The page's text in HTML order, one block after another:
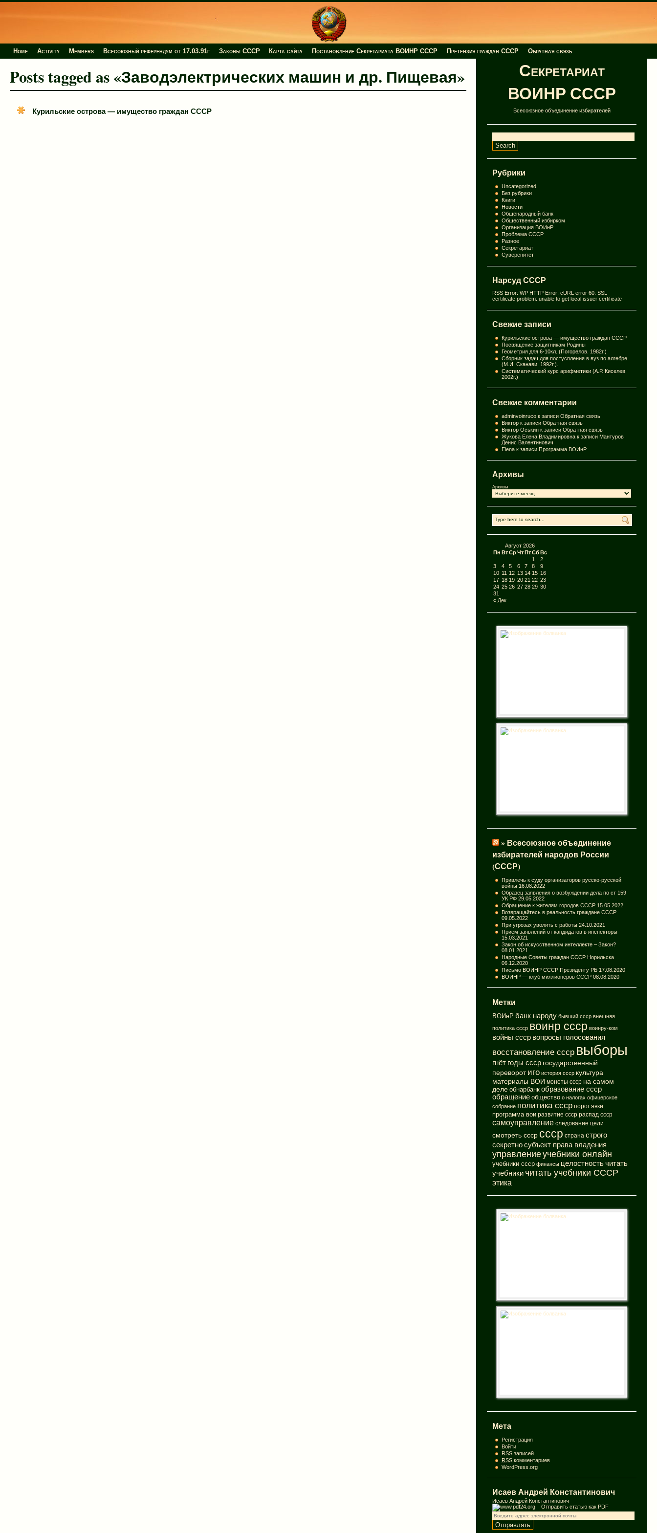
Home Activity Members Всесоюзный референдум от 17.03.91г Законы СССР Карта сайта Постановление Секретариата ВОИНР СССР Претензия граждан СССР Обратная связь
Секретариат
ВОИНР СССР
Всесоюзное объединение избирателей
Рубрики
Uncategorized
Без рубрики
Книги
Новости
Общенародный банк
Общественный избирком
Организация ВОИнР
Проблема СССР
Разное
Секретариат
Суверенитет
Нарсуд СССР
RSS Error: WP HTTP Error: cURL error 60: SSL
certificate problem: unable to get local issuer certificate
Свежие записи
Курильские острова — имущество граждан СССР
Посвящение защитникам Родины
Геометрия для 6-10кл. (Погорелов. 1982г.)
Сборник задач для постуспления в вуз по алгебре.
(М.И. Сканави. 1992г.).
Систематический курс арифметики (А.Р. Киселев.
2002г.)
Свежие комментарии
adminvoinruco к записиОбратная связь
Виктор к записиОбратная связь
Виктор Оськин к записиОбратная связь
Жукова Елена Владимировна к записиМантуров
Денис Валентинович
Elena к записиПрограмма ВОИнР
Архивы
Архивы
Август 2026
Пн ВтСрЧтПтСбВс
« Дек
1
2
3
4 5 6 7 8
9
10 11 12 13 14 15 16
17 18 19 20 21 22 23
24 25 26 27 28 29 30
31
» Всесоюзное объединение
избирателей народов России
(СССР)
Привлечь к суду организаторов русско-русской
войны 16.08.2022
Образец заявления о возбуждении дела по ст 159
УК РФ 29.05.2022
Обращение к жителям городов СССР 15.05.2022
Возвращайтесь в реальность граждане СССР
09.05.2022
При угрозах уволить с работы 24.10.2021
Приём заявлений от кандидатов в инспекторы
15.03.2021
Закон об искусственном интеллекте – Закон?
08.01.2021
Народные Советы граждан СССР Норильска
06.12.2020
Письмо ВОИНР СССР Президенту РБ 17.08.2020
ВОИНР — клуб миллионеров СССР 08.08.2020
Метки
ВОИнР банк народу бывший ссср внешняя
политика ссср воинр ссср воинру-ком
войны ссср вопросы голосования
восстановление ссср выборы
гнёт годы ссср государственный
переворот иго история ссср культура
материалы ВОИ монеты ссср на самом
деле обнарбанк образование ссср
обращение общество о налогах офицерское
собрание политика ссср порог явки
программа вои развитие ссср распад ссср
самоуправление следование цели
смотреть ссср ссср страна строго
секретно субъект права владения
управлениеучебники онлайн
учебники ссср финансы целостность читать
учебники читать учебники СССР
этика
Мета
Регистрация
Войти
RSS записей
RSS комментариев
WordPress.org
Исаев Андрей Константинович
Исаев Андрей Константинович
Отправить статью как PDF
Posts tagged as «Заводэлектрических машин и др. Пищевая»
Курильские острова — имущество граждан СССР